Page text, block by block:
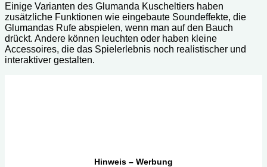
Einige Varianten des Glumanda Kuscheltiers haben
zusätzliche Funktionen wie eingebaute Soundeffekte, die
Glumandas Rufe abspielen, wenn man auf den Bauch
drückt. Andere können leuchten oder haben kleine
Accessoires, die das Spielerlebnis noch realistischer und
interaktiver gestalten.
Hinweis – Werbung